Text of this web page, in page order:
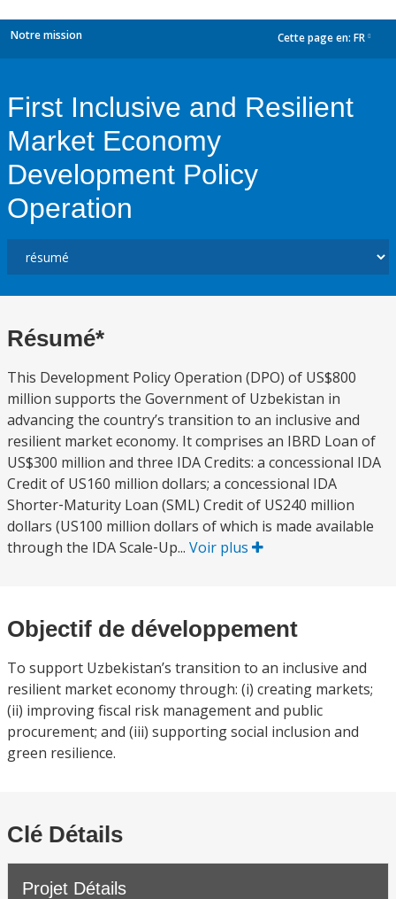
Notre mission Cette page en: FR
First Inclusive and Resilient
Market Economy
Development Policy
Operation
Résumé*
This Development Policy Operation (DPO) of US$800
million supports the Government of Uzbekistan in
advancing the country’s transition to an inclusive and
resilient market economy. It comprises an IBRD Loan of
US$300 million and three IDA Credits: a concessional IDA
Credit of US160 million dollars; a concessional IDA
Shorter‐Maturity Loan (SML) Credit of US240 million
dollars (US100 million dollars of which is made available
through the IDA Scale‐Up... Voir plus
Objectif de développement
To support Uzbekistan’s transition to an inclusive and
resilient market economy through: (i) creating markets;
(ii) improving fiscal risk management and public
procurement; and (iii) supporting social inclusion and
green resilience.
Clé Détails
Projet Détails